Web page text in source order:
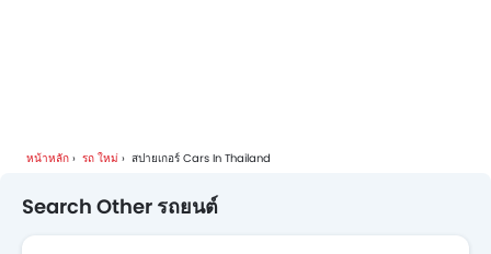
หน้าหลัก รถ ใหม่ สปายเกอร์ Cars In Thailand
Search Other รถยนต์